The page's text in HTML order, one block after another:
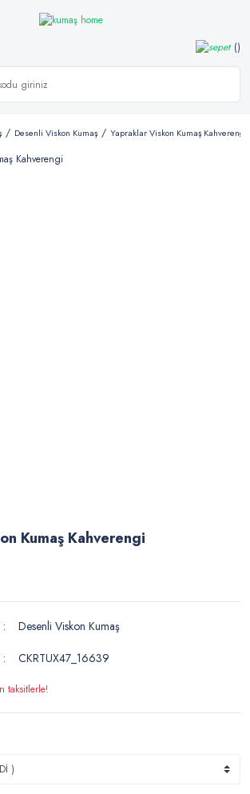
Desenli Viskon Kumaş Yapraklar Viskon Kumaş Kahverengi
Kumaş Kahverengi
Desenli Viskon Kumaş
CKRTUX47_16639
taksitlerle!